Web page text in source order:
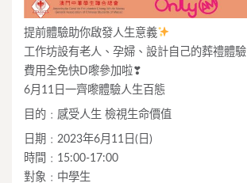
提前體驗助你啟發人生意義
工作坊設有老人、孕婦、設計自己的葬禮體驗
費用全免快D嚟參加啦❣
6月11日一齊嚟體驗人生百態
目的﹕感受人生 檢視生命價值
日期﹕2023年6月11日(日)
時間﹕15:00-17:00
對象﹕中學生